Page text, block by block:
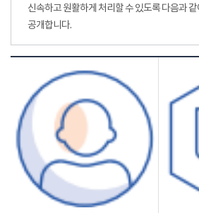
신속하고 원활하게 처리할 수 있도록 다음과
공개합니다.